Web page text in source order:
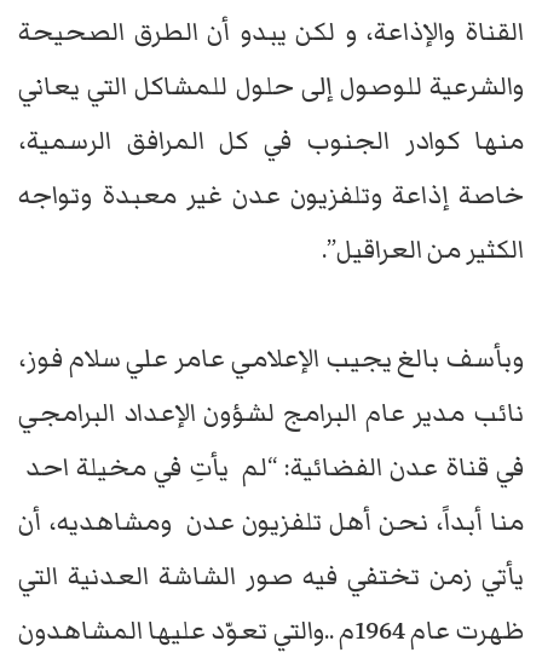
القناة والإذاعة، و لكن يبدو أن الطرق الصحيحة
والشرعية للوصول إلى حلول للمشاكل التي يعاني
منها كوادر الجنوب في كل المرافق الرسمية،
خاصة إذاعة وتلفزيون عدن غير معبدة وتواجه
الكثير من العراقيل”.
وبأسف بالغ يجيب الإعلامي عامر علي سلام فوز،
نائب مدير عام البرامج لشؤون الإعداد البرامجي
في قناة عدن الفضائية: “لم يأتِ في مخيلة احد
منا أبداً، نحن أهل تلفزيون عدن ومشاهديه، أن
يأتي زمن تختفي فيه صور الشاشة العدنية التي
ظهرت عام 1964م ..والتي تعوّد عليها المشاهدون